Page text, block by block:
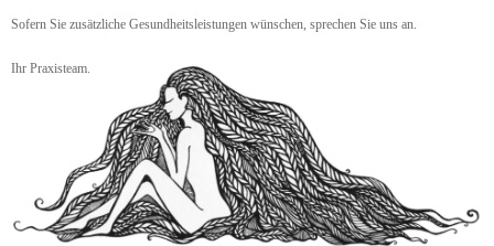
Sofern Sie zusätzliche Gesundheitsleistungen wünschen, sprechen Sie uns an.
Ihr Praxisteam.